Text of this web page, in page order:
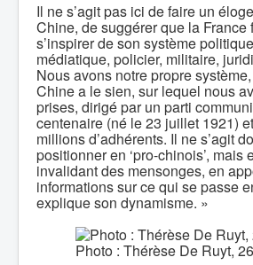
Il ne s’agit pas ici de faire un
Chine, de suggérer que la France
s’inspirer de son système
médiatique, policier, militaire,
Nous avons notre propre
Chine a le sien, sur lequel nous
prises, dirigé par un parti
centenaire (né le 23 juillet 1921)
millions d’adhérents. Il ne s’agit
positionner en ‘pro-chinois’, mais
invalidant des mensonges, en
informations sur ce qui se passe
explique son dynamisme. »
Photo : Thérèse De Ruyt,